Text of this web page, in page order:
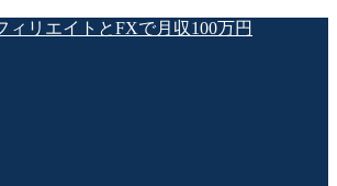
ィリエイトとFXで月収100万円